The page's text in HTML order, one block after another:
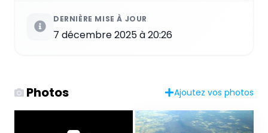
DERNIÈRE MISE À JOUR
7 décembre 2025 à 20:26
Photos Ajoutez vos photos